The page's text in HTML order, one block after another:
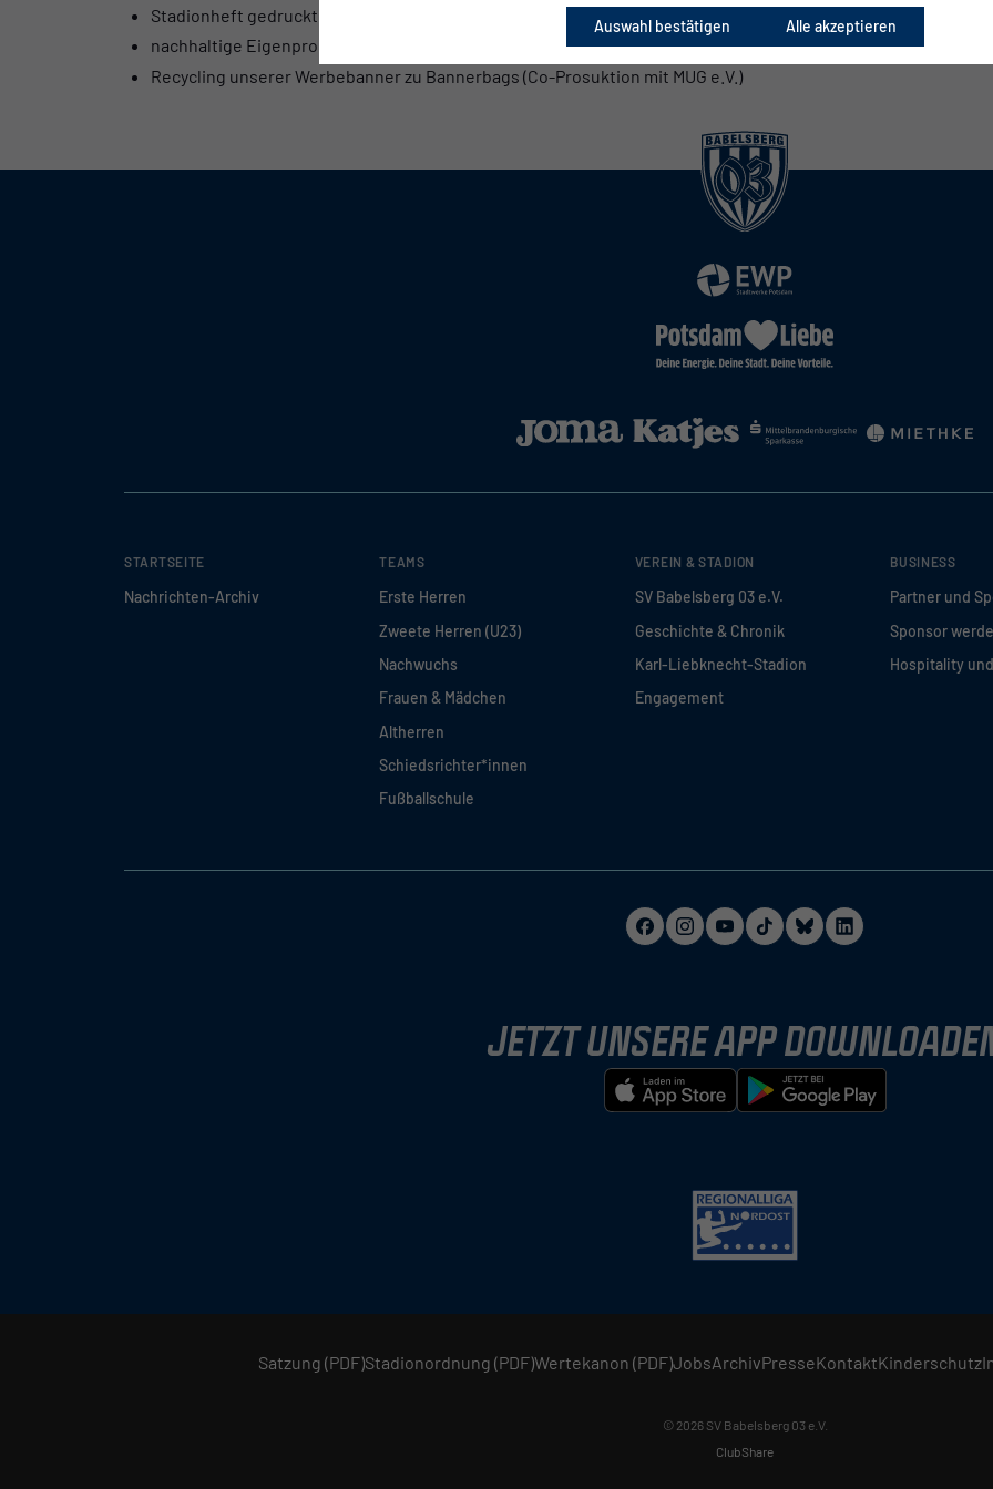
Auswahl bestätigen Alle akzeptieren
Stadionheft gedruckt auf Rasenpapier (Co-Produktion mit MBE Babelsberg)
nachhaltige Eigenproduktionen von Textilien für das Merchandising (Co-Produktion mit Siebdruckwerkstatt
Recycling unserer Werbebanner zu Bannerbags (Co-Prosuktion mit MUG e.V.)
STARTSEITE
Nachrichten-Archiv
TEAMS
Erste Herren
Zweete Herren (U23)
Nachwuchs
Frauen & Mädchen
Altherren
Schiedsrichter*innen
Fußballschule
VEREIN & STADION
SV Babelsberg 03 e.V.
Geschichte & Chronik
Karl-Liebknecht-Stadion
Engagement
BUSINESS
Partner und
Sponsor
Hospitality
JETZT UNSERE APP
Satzung (PDF)Stadionordnung (PDF)Wertekanon (PDF)JobsArchivPresseKontaktKinderschutz
© 2026 SV Babelsberg 03 e.V.
ClubShare